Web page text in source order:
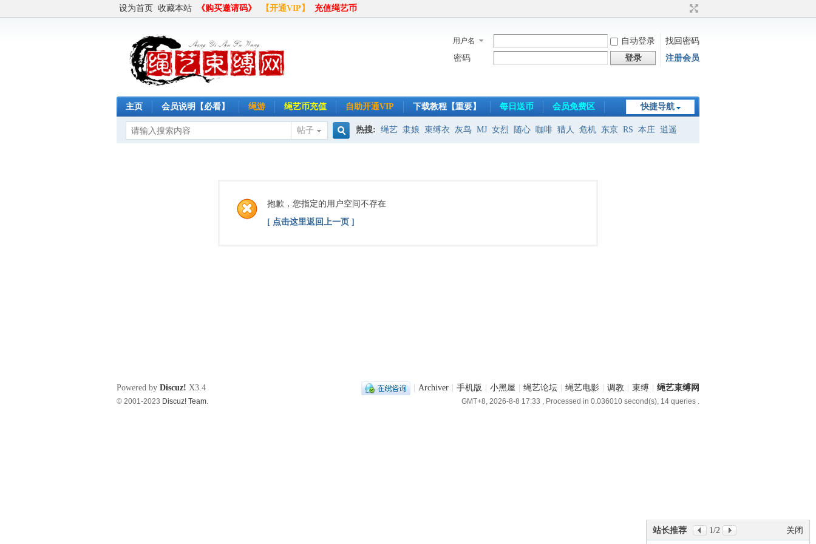
设为首页 收藏本站 《购买邀请码》 【开通VIP】 充值绳艺币
用户名 自动登录
找回密码
密码
登录 注册会员
快捷导航
主页 会员说明【必看】 绳游 绳艺币充值 自助开通VIP 下载教程【重要】 每日送币 会员免费区
帖子
索
热搜: 绳艺 隶娘 束缚衣 灰鸟 MJ 女烈 随心 咖啡 猎人 危机 东京 RS 本庄 逍遥
抱歉，您指定的用户空间不存在
[ 点击这里返回上一页 ]
关闭
站长推荐 1/2
Archiver 手机版 小黑屋 绳艺论坛 绳艺电影 调教 束缚 绳艺束缚网
GMT+8, 2026-8-8 17:33 , Processed in 0.036010 second(s), 14 queries .
Powered by Discuz! X3.4
© 2001-2023 Discuz! Team